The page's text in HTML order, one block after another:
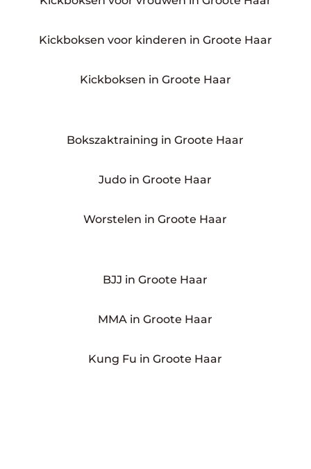
Kickboksen voor kinderen in Groote Haar
Kickboksen in Groote Haar
Bokszaktraining in Groote Haar
Judo in Groote Haar
Worstelen in Groote Haar
BJJ in Groote Haar
MMA in Groote Haar
Kung Fu in Groote Haar